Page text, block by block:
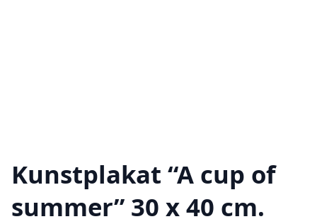
Kunstplakat “A cup of
summer” 30 x 40 cm.